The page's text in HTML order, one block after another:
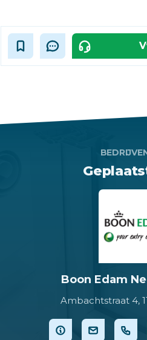
Boon Edam
Ambachtstraat 4,